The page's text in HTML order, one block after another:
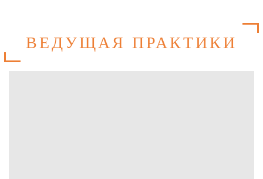
ВЕДУЩАЯ ПРАКТИКИ